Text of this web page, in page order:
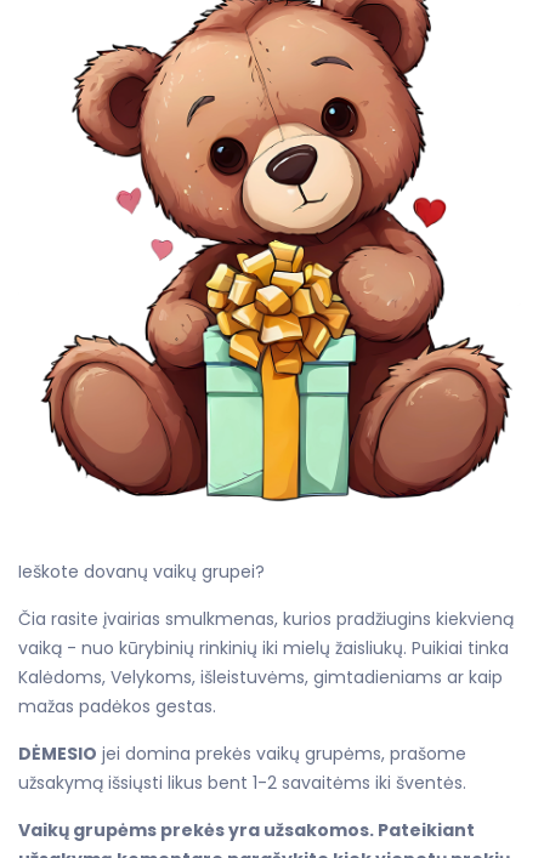
Ieškote dovanų vaikų grupei?
Čia rasite įvairias smulkmenas, kurios pradžiugins kiekvieną
vaiką - nuo kūrybinių rinkinių iki mielų žaisliukų. Puikiai tinka
Kalėdoms, Velykoms, išleistuvėms, gimtadieniams ar kaip
mažas padėkos gestas.
DĖMESIO jei domina prekės vaikų grupėms, prašome
užsakymą išsiųsti likus bent 1-2 savaitėms iki šventės.
Vaikų grupėms prekės yra užsakomos. Pateikiant